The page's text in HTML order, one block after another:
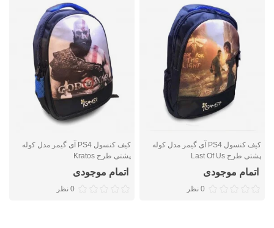
کیف کنسول PS4 آی گیمر مدل کوله
پشتی طرح Last Of Us
اتمام موجودی
0 نظر
کیف کنسول PS4 آی گیمر مدل کوله
پشتی طرح Kratos
اتمام موجودی
0 نظر